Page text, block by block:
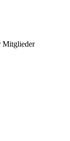
Mitglieder